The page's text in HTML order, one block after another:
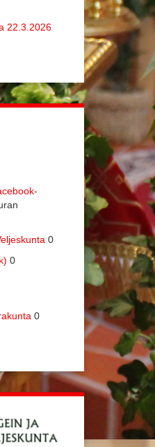
22.3.2026
0
0
0